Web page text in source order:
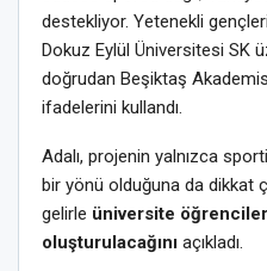
destekliyor. Yetenekli
Dokuz Eylül Üniversitesi SK
doğrudan Beşiktaş
ifadelerini kullandı.
Adalı, projenin yalnızca
bir yönü olduğuna da dikkat
gelirle üniversite
oluşturulacağını açıkladı.